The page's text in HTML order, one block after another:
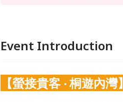
Event Introduction
【螢接貴客 ‧ 桐遊內灣】